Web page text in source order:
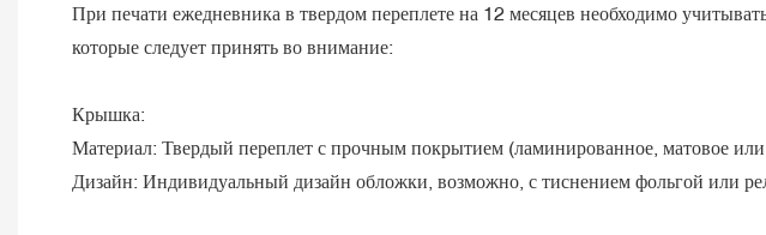
При печати ежедневника в твердом переплете на 12 месяцев необходимо
которые следует принять во внимание:
Крышка:
Материал: Твердый переплет с прочным покрытием (ламинированное, матовое или
Дизайн: Индивидуальный дизайн обложки, возможно, с тиснением фольгой или